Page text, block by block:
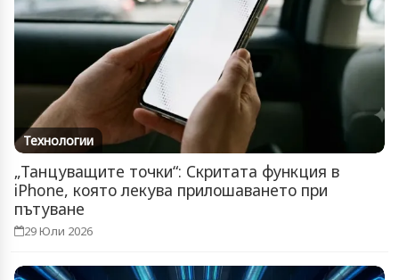
Технологии
„Танцуващите точки“: Скритата функция в
iPhone, която лекува прилошаването при
пътуване
29 Юли 2026